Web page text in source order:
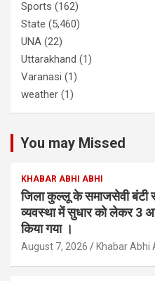
Sports (162)
State (5,460)
UNA (22)
Uttarakhand (1)
Varanasi (1)
weather (1)
You may Missed
KHABAR ABHI ABHI
जिला कुल्लू के समाजसेवी बंटी
व्यवस्था में सुधार को लेकर 3
किया गया ।
August 7, 2026 Khabar Abhi